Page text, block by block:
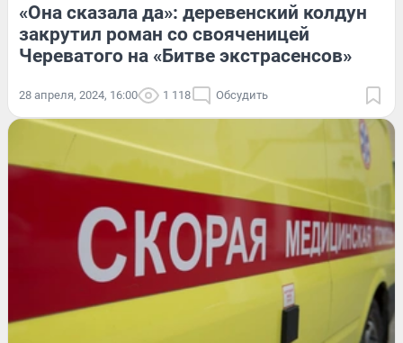
«Она сказала да»: деревенский колдун
закрутил роман со свояченицей
Череватого на «Битве экстрасенсов»
28 апреля, 2024, 16:00 1 118 Обсудить